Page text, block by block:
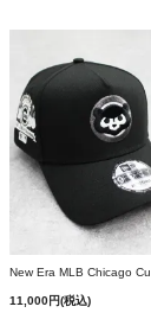
11,000円(税込)